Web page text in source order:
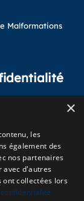
Malformations
légales
×
les
également des
nos partenaires
avec d'autres
ont collectées lors